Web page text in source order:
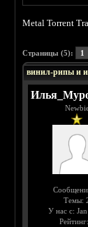
Metal Torrent
Страницы (5): 1
винил-рипы и
Темы:
У нас с:
Рейтинг: